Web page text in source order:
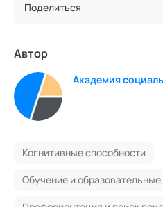
Поделиться
Автор
Академия
Когнитивные способности